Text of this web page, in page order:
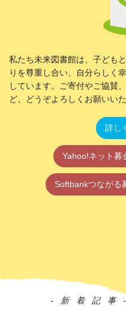
私たち未来図書館は、子ども
りを尊重し合い、自分らしく
しています。ご寄付やご協賛
ど、どうぞよろしくお願いいた
詳し
Yahoo!ネット募
Softbankつながる
-新着記